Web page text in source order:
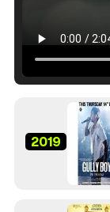
2019